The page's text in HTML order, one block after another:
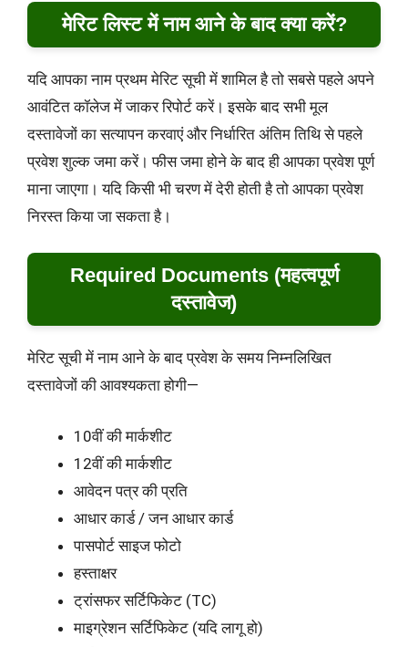
मेरिट लिस्ट में नाम आने के बाद क्या करें?
यदि आपका नाम प्रथम मेरिट सूची में शामिल है तो सबसे पहले अपने
आवंटित कॉलेज में जाकर रिपोर्ट करें। इसके बाद सभी मूल
दस्तावेजों का सत्यापन करवाएं और निर्धारित अंतिम तिथि से पहले
प्रवेश शुल्क जमा करें। फीस जमा होने के बाद ही आपका प्रवेश पूर्ण
माना जाएगा। यदि किसी भी चरण में देरी होती है तो आपका प्रवेश
निरस्त किया जा सकता है।
Required Documents (महत्वपूर्ण
दस्तावेज)
मेरिट सूची में नाम आने के बाद प्रवेश के समय निम्नलिखित
दस्तावेजों की आवश्यकता होगी—
10वीं की मार्कशीट
12वीं की मार्कशीट
आवेदन पत्र की प्रति
आधार कार्ड / जन आधार कार्ड
पासपोर्ट साइज फोटो
हस्ताक्षर
ट्रांसफर सर्टिफिकेट (TC)
माइग्रेशन सर्टिफिकेट (यदि लागू हो)